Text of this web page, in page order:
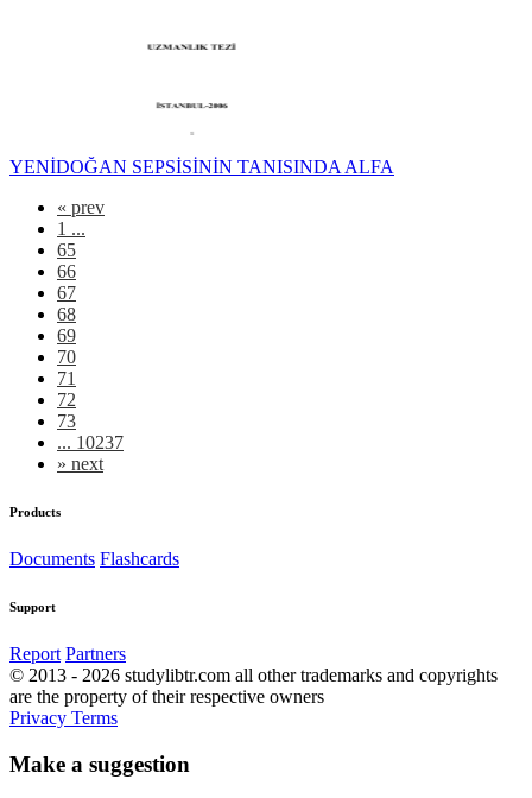
YENİDOĞAN SEPSİSİNİN TANISINDA ALFA
« prev
1 ...
65
66
67
68
69
70
71
72
73
... 10237
» next
Products
Documents Flashcards
Support
Report Partners
© 2013 - 2026 studylibtr.com all other trademarks and copyrights
are the property of their respective owners
Privacy Terms
Make a suggestion